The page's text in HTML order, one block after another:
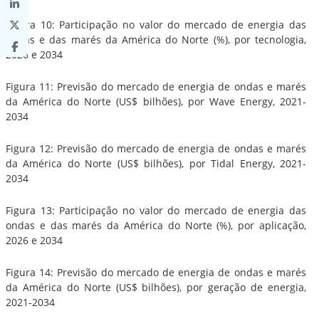
Figura 10: Participação no valor do mercado de energia das
ondas e das marés da América do Norte (%), por tecnologia,
2026 e 2034
Figura 11: Previsão do mercado de energia de ondas e marés
da América do Norte (US$ bilhões), por Wave Energy, 2021-
2034
Figura 12: Previsão do mercado de energia de ondas e marés
da América do Norte (US$ bilhões), por Tidal Energy, 2021-
2034
Figura 13: Participação no valor do mercado de energia das
ondas e das marés da América do Norte (%), por aplicação,
2026 e 2034
Figura 14: Previsão do mercado de energia de ondas e marés
da América do Norte (US$ bilhões), por geração de energia,
2021-2034